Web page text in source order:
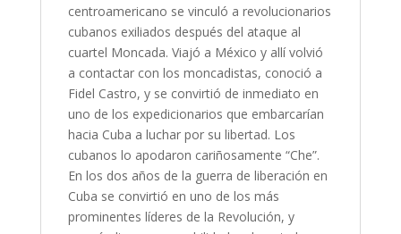
centroamericano se vinculó a revolucionarios
cubanos exiliados después del ataque al
cuartel Moncada. Viajó a México y allí volvió
a contactar con los moncadistas, conoció a
Fidel Castro, y se convirtió de inmediato en
uno de los expedicionarios que embarcarían
hacia Cuba a luchar por su libertad. Los
cubanos lo apodaron cariñosamente “Che”.
En los dos años de la guerra de liberación en
Cuba se convirtió en uno de los más
prominentes líderes de la Revolución, y